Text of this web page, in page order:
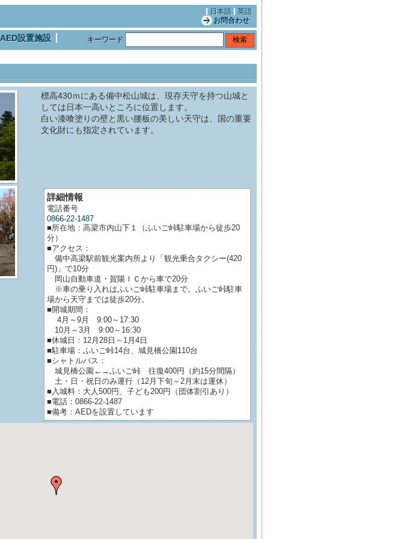
日本語
英語
お問合わせ
AED設置施設 キーワード
標高430ｍにある備中松山城は、現存天守を持つ山城と
しては日本一高いところに位置します。
白い漆喰塗りの壁と黒い腰板の美しい天守は、国の重要
文化財にも指定されています。
詳細情報
電話番号
0866-22-1487
■所在地：高梁市内山下１（ふいご峠駐車場から徒歩20
分）
■アクセス：
備中高梁駅前観光案内所より「観光乗合タクシー(420
円)」で10分
岡山自動車道・賀陽ＩＣから車で20分
※車の乗り入れはふいご峠駐車場まで。ふいご峠駐車
場から天守までは徒歩20分。
■開城期間：
4月～9月 9:00～17:30
10月～3月 9:00～16:30
■休城日：12月28日～1月4日
■駐車場：ふいご峠14台、城見橋公園110台
■シャトルバス：
城見橋公園←→ふいご峠 往復400円（約15分間隔）
土・日・祝日のみ運行（12月下旬～2月末は運休）
■入城料：大人500円、子ども200円（団体割引あり）
■電話：0866-22-1487
■備考：AEDを設置しています